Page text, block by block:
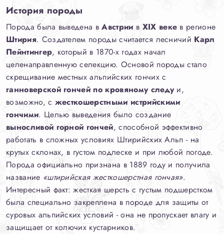
История породы
Порода была выведена вАвстрии в XIX веке в регионе
Штирия. Создателем породы считается лесничий Карл
Пейнтингер, который в 1870-х годах начал
целенаправленную селекцию. Основой породы стало
скрещивание местных альпийских гончих с
ганноверской гончей по кровяному следуи,
возможно, с жесткошерстными истрийскими
гончими. Целью выведения было создание
выносливой горной гончей, способной эффективно
работать в сложных условиях Штирийских Альп - на
крутых склонах, в густом подлеске и при любой погоде.
Порода официально признана в 1889 году и получила
название «штирийская жесткошерстная гончая».
Интересный факт: жесткая шерсть с густым подшерстком
была специально закреплена в породе для защиты от
суровых альпийских условий - она не пропускает влагу и
защищает от колючих кустарников.